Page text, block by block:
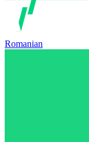
Romanian